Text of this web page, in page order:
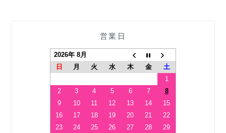
営業日
2026年 8月
日
月 火 水 木 金
土
1
2
3 4 5 6 7
8
9
10 11 12 13 14
15
16
17 18 19 20 21
22
23
24 25 26 27 28
29